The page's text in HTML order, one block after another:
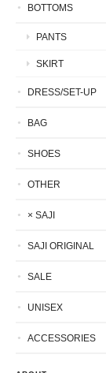
BOTTOMS
PANTS
SKIRT
DRESS/SET-UP
BAG
SHOES
OTHER
× SAJI
SAJI ORIGINAL
SALE
UNISEX
ACCESSORIES